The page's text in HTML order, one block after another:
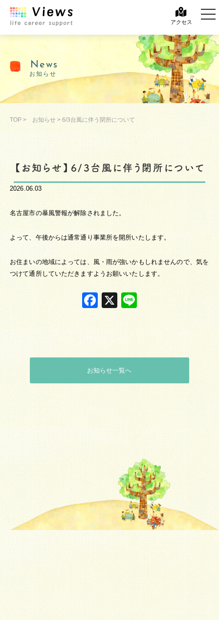
アクセス
News
お知らせ
TOP > お知らせ > 6/3台風に伴う閉所について
【お知らせ】6/3台風に伴う閉所について
2026.06.03
名古屋市の暴風警報が解除されました。
よって、午後からは通常通り事業所を開所いたします。
お住まいの地域によっては、風・雨が強いかもしれませんので、気を
つけて通所していただきますようお願いいたします。
Facebook
X
お知らせ一覧へ